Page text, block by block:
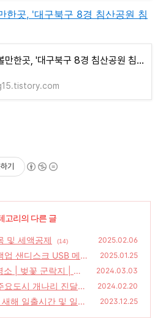
한곳, '대구북구 8경 침산공원 침
대구 가볼만한곳, '대구북구 8경 침산공원 침산정' 후기
기
고리의 다른 글
및 세액공제 (14) 2025.02.06
샌디스크 USB 메모
2025.01.25
| 벚꽃 군락지 | 도
꽃종류
(174)
2024.03.03
2024.02.20
해 일출시간 및 일출
2023.12.25